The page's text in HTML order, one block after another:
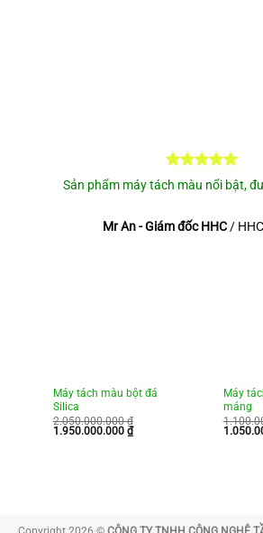
Sản phẩm máy tách màu nổi bật,
Mr An - Giám đốc HHC /
Máy tách màu bột đá
Silica
2.050.000.000₫
Giá
1.950.000.000 ₫Giá
hiện
Máy
máng
Giá